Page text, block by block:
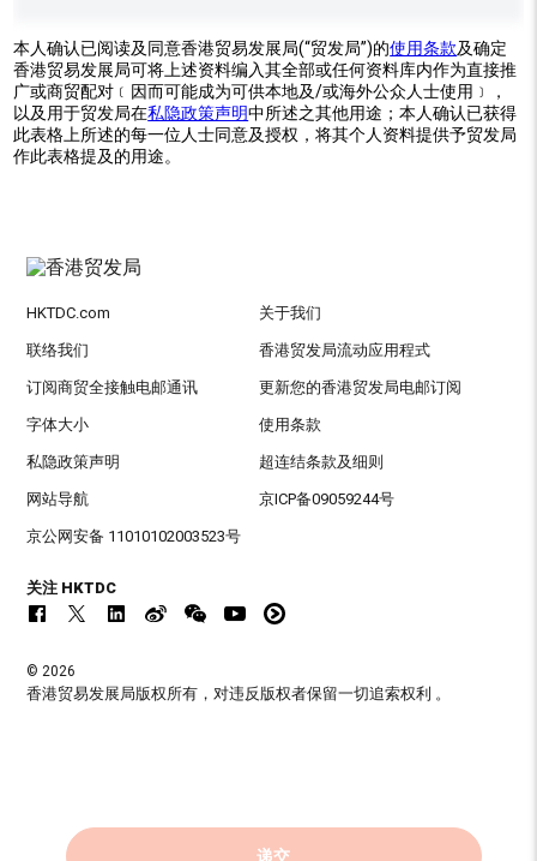
本人确认已阅读及同意香港贸易发展局(“贸发局”)的使用条款及确定
香港贸易发展局可将上述资料编入其全部或任何资料库内作为直接推
广或商贸配对﹝因而可能成为可供本地及/或海外公众人士使用﹞，
以及用于贸发局在私隐政策声明中所述之其他用途；本人确认已获得
此表格上所述的每一位人士同意及授权，将其个人资料提供予贸发局
作此表格提及的用途。
递交
HKTDC.com 关于我们
联络我们 香港贸发局流动应用程式
订阅商贸全接触电邮通讯 更新您的香港贸发局电邮订阅
字体大小 使用条款
私隐政策声明 超连结条款及细则
网站导航 京ICP备09059244号
京公网安备 11010102003523号
关注 HKTDC
© 2026
香港贸易发展局版权所有，对违反版权者保留一切追索权利 。